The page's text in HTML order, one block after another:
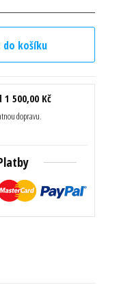
do košíku
500,00 Kč
dopravu.